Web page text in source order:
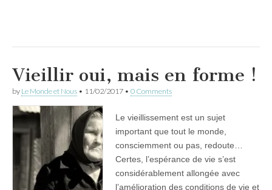
Vieillir oui, mais en forme !
by Le Monde et Nous • 11/02/2017 • 0 Comments
Le vieillissement est un sujet
important que tout le monde,
consciemment ou pas, redoute…
Certes, l’espérance de vie s’est
considérablement allongée avec
l’amélioration des conditions de vie et